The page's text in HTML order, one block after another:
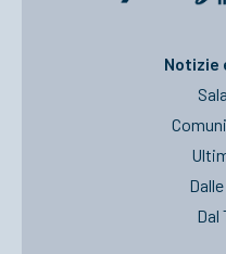
Notizie
Dal